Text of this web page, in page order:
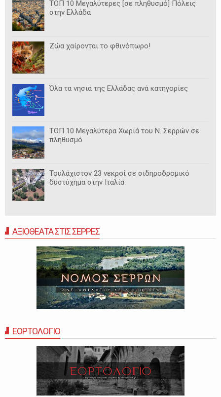
ΤΟΠ 10 Μεγαλύτερες [σε πληθυσμό] Πόλεις
στην Ελλάδα
Ζώα χαίρονται το φθινόπωρο!
Όλα τα νησιά της Ελλάδας ανά κατηγορίες
ΤΟΠ 10 Μεγαλύτερα Χωριά του Ν. Σερρών σε
πληθυσμό
Τουλάχιστον 23 νεκροί σε σιδηροδρομικό
δυστύχημα στην Ιταλία
ΑΞΙΟΘΕΑΤΑ ΣΤΙΣ ΣΕΡΡΕΣ
ΕΟΡΤΟΛΟΓΙΟ